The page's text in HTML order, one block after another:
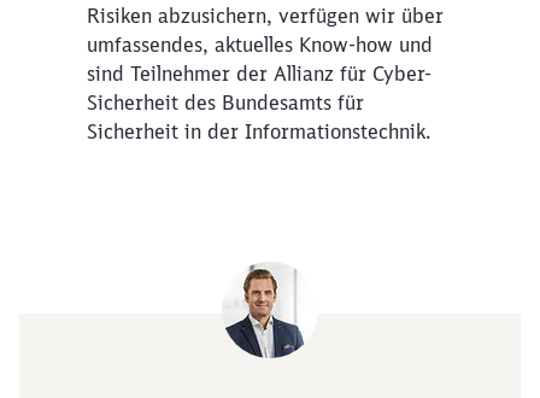
Risiken abzusichern, verfügen wir über
umfassendes, aktuelles Know-how und
sind Teilnehmer der Allianz für Cyber-
Sicherheit des Bundesamts für
Sicherheit in der Informationstechnik.